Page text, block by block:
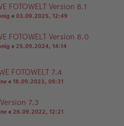
FOTOWELT Version 8.1
« 03.09.2025, 12:49
FOTOWELT Version 8.0
« 25.09.2024, 14:14
FOTOWELT 7.4
« 18.09.2023, 09:31
Version 7.3
« 26.09.2022, 12:21